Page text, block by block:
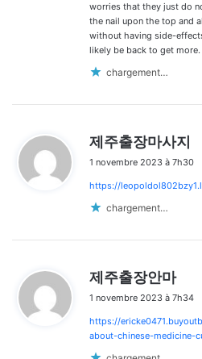
worries that they just do
the nail upon the top and
without having side-
likely be back to get more.
chargement…
제주출장마사지
t
1 novembre 2023 à 7h30
https://
chargement…
제주출장안마
t
:
1 novembre 2023 à 7h34
https://
about-chinese-medicine-